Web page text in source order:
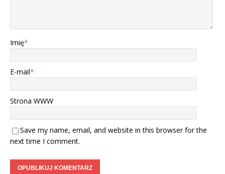
Imię*
E-mail*
Strona WWW
Save my name, email, and website in this browser for the
next time I comment.